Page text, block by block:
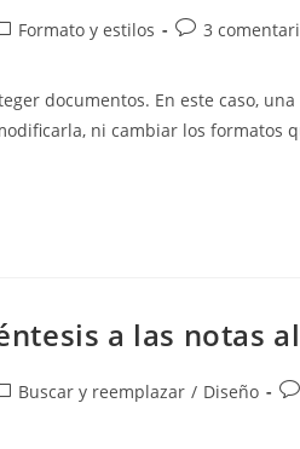
Formato y estilos
Comentarios
entrada:
3
documentos. En este caso,
ni cambiar los formatos
a las notas
Buscar y reemplazar / Diseño